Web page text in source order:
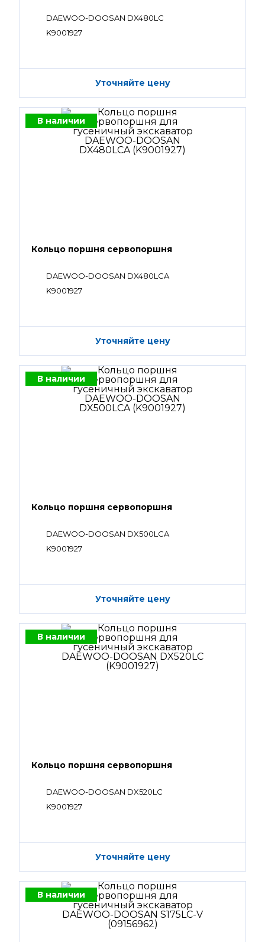
DAEWOO-DOOSAN DX480LC
K9001927
Уточняйте цену
В наличии
Кольцо поршня сервопоршня
DAEWOO-DOOSAN DX480LCA
K9001927
Уточняйте цену
В наличии
Кольцо поршня сервопоршня
DAEWOO-DOOSAN DX500LCA
K9001927
Уточняйте цену
В наличии
Кольцо поршня сервопоршня
DAEWOO-DOOSAN DX520LC
K9001927
Уточняйте цену
В наличии